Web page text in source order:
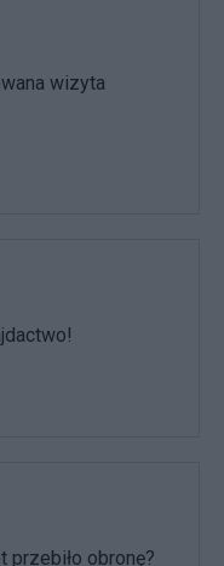
wizyta
przebiło obronę?